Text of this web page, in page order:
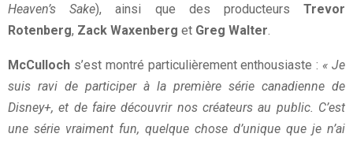
Heaven’s Sake), ainsi que des producteursTrevor
Rotenberg, Zack Waxenberg et Greg Walter
McCulloch s’est montré particulièrement enthousiaste : « Je
suis ravi de participer à la première série canadienne de
Disney+, et de faire découvrir nos créateurs au public. C’est
une série vraiment fun, quelque chose d’unique que je n’ai